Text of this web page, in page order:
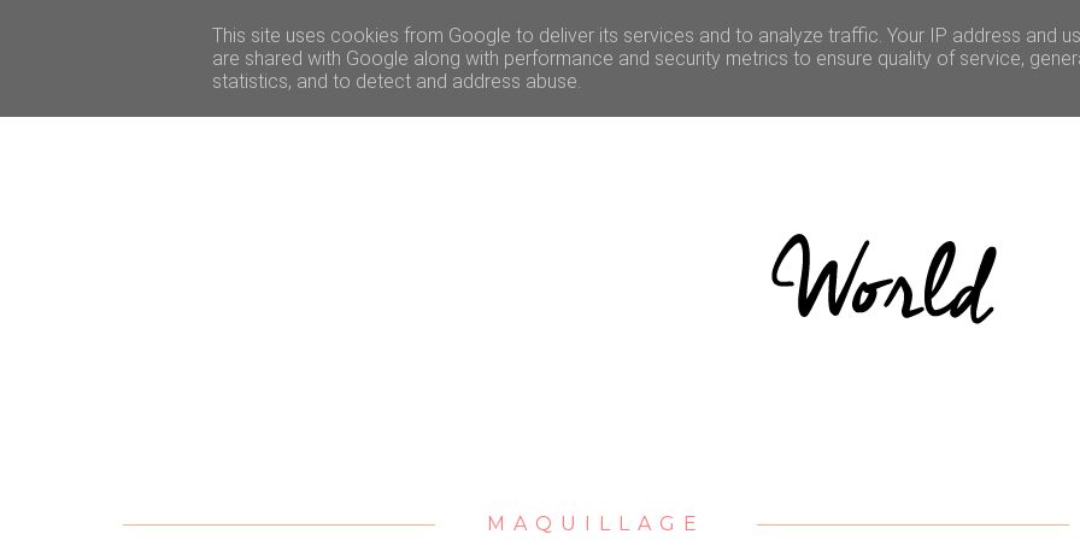
BEAUTÉ VOYAGE LIFESTYLE CULTURE BONNES ADRESSES CONCOURS
MAQUILLAGE
This site uses cookies from Google to deliver its services and to analyze traffic. Your IP address and
are shared with Google along with performance and security metrics to ensure quality of service,
statistics, and to detect and address abuse.